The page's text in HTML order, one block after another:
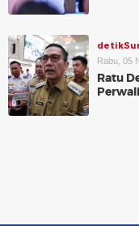
Rabu, 05
Ratu